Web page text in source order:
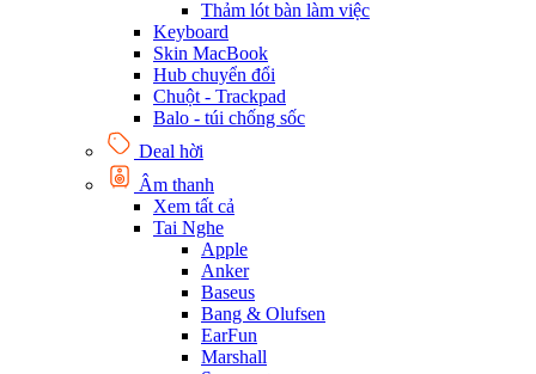
Thảm lót bàn làm việc
Keyboard
Skin MacBook
Hub chuyển đổi
Chuột - Trackpad
Balo - túi chống sốc
Deal hời
Âm thanh
Xem tất cả
Tai Nghe
Apple
Anker
Baseus
Bang & Olufsen
EarFun
Marshall